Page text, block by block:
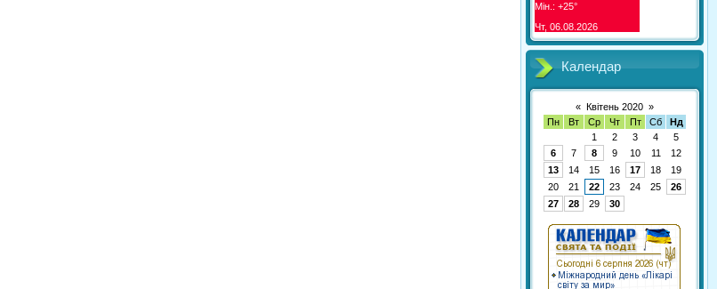
Мін.: +25°
Чт, 06.08.2026
Календар
« Квітень 2020 »
Пн
Вт Ср Чт Пт Сб
Нд
1
2 3 4
5
6
7 8 9 10 11
12
13
14 15 16 17 18
19
20
21 22 23 24 25
26
27
28 29 30